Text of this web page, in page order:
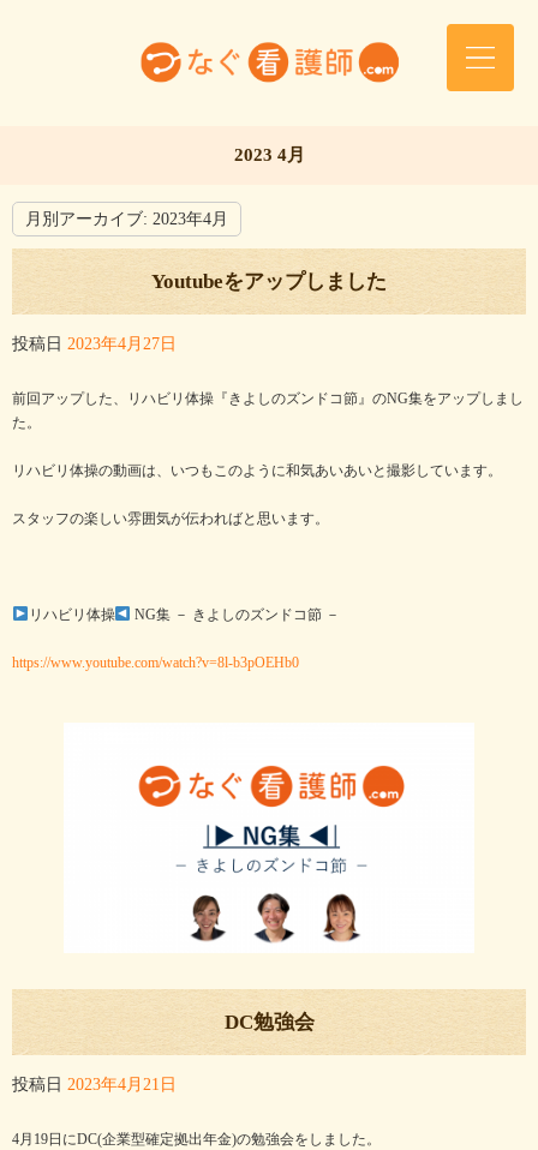
2023 4月
月別アーカイブ: 2023年4月
Youtubeをアップしました
投稿日 2023年4月27日
前回アップした、リハビリ体操『きよしのズンドコ節』のNG集をアップしまし
た。
リハビリ体操の動画は、いつもこのように和気あいあいと撮影しています。
スタッフの楽しい雰囲気が伝わればと思います。
リハビリ体操 NG集 － きよしのズンドコ節 －
https://www.youtube.com/watch?v=8l-b3pOEHb0
DC勉強会
投稿日 2023年4月21日
4月19日にDC(企業型確定拠出年金)の勉強会をしました。